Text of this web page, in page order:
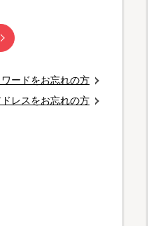
ードをお忘れの方
ドレスをお忘れの方